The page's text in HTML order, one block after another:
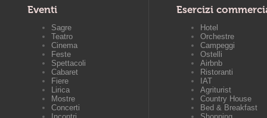
Eventi
Sagre
Teatro
Cinema
Feste
Spettacoli
Cabaret
Fiere
Lirica
Mostre
Concerti
Esercizi
Hotel
Orchestre
Campeggi
Ostelli
Airbnb
Ristoranti
IAT
Agriturist
Country House
Bed & Breakfast